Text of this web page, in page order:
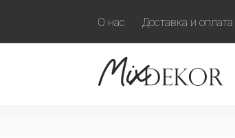
О нас Доставка и оплата